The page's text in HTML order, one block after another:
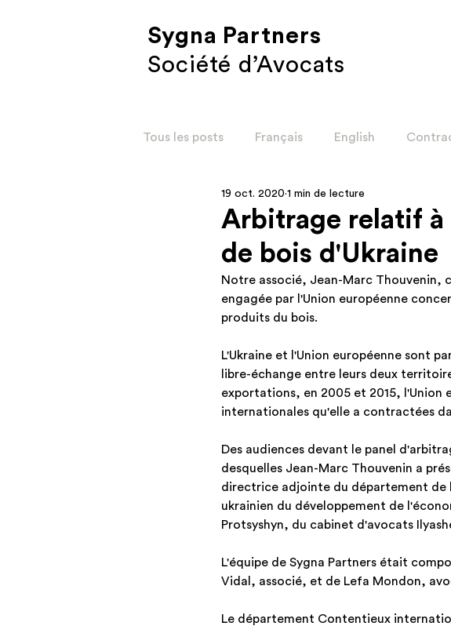
Sygna Partners
Société d’Avocats
Tous les posts Français English
Corporate Restructuration
Social ENG Restructuration ENG
Arbitrage relatif
de bois d'Ukraine
19 oct. 2020 1 min de lecture
Notre associé, Jean-Marc Thouvenin,
engagée par l'Union européenne
produits du bois.
L'Ukraine et l'Union européenne sont
libre-échange entre leurs deux
exportations, en 2005 et 2015, l'Union
internationales qu'elle a contractées
Des audiences devant le panel
desquelles Jean-Marc Thouvenin a
directrice adjointe du département de
ukrainien du développement de
Protsyshyn, du cabinet d'avocats
L'équipe de Sygna Partners était
Vidal, associé, et de Lefa Mondon,
Le département Contentieux